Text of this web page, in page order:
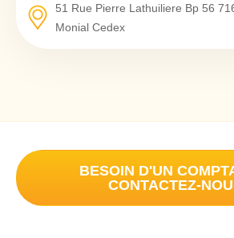
51 Rue Pierre Lathuiliere Bp 56
Monial Cedex
BESOIN D'UN
CONTACTEZ-